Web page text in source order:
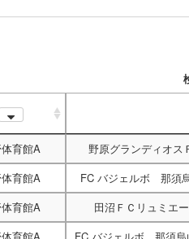
育館A 野原グランディオス
育館A FC バジェルボ 那須
育館A 田沼ＦＣリュミエ